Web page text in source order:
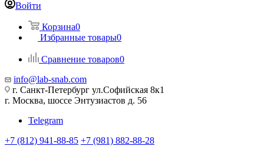
Войти
Корзина0
Избранные товары0
Сравнение товаров0
info@lab-snab.com
г. Санкт-Петербург ул.Софийская 8к1
г. Москва, шоссе Энтузиастов д. 56
Telegram
+7 (812) 941-88-85 +7 (981) 882-88-28